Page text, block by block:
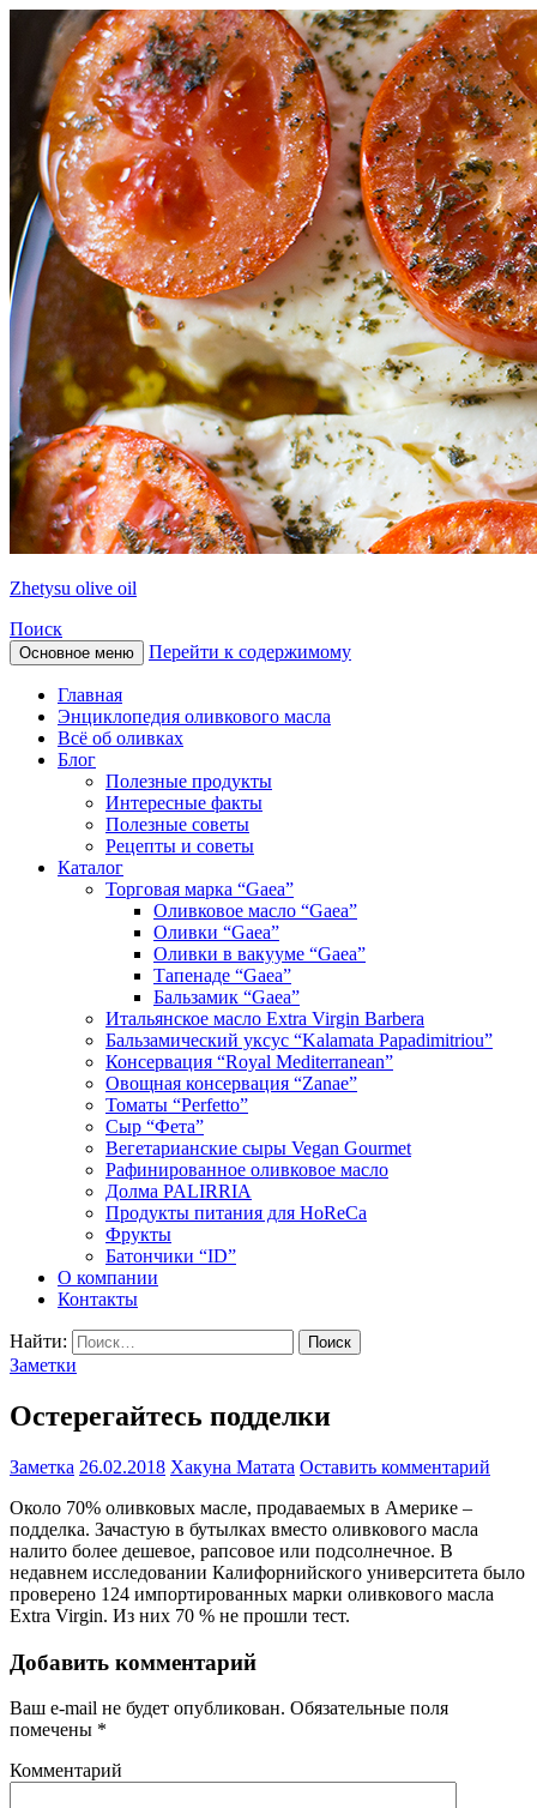
Zhetysu olive oil
Поиск
Основное меню Перейти к содержимому
Главная
Энциклопедия оливкового масла
Всё об оливках
Блог
Полезные продукты
Интересные факты
Полезные советы
Рецепты и советы
Каталог
Торговая марка “Gaea”
Оливковое масло “Gaea”
Оливки “Gaea”
Оливки в вакууме “Gaea”
Тапенаде “Gaea”
Бальзамик “Gaea”
Итальянское масло Extra Virgin Barbera
Бальзамический уксус “Kalamata Papadimitriou”
Консервация “Royal Mediterranean”
Овощная консервация “Zanae”
Томаты “Perfetto”
Сыр “Фета”
Вегетарианские сыры Vegan Gourmet
Рафинированное оливковое масло
Долма PALIRRIA
Продукты питания для HoReCa
Фрукты
Батончики “ID”
О компании
Контакты
Найти:
Заметки
Остерегайтесь подделки
Заметка 26.02.2018 Хакуна Матата Оставить комментарий
Около 70% оливковых масле, продаваемых в Америке –
подделка. Зачастую в бутылках вместо оливкового масла
налито более дешевое, рапсовое или подсолнечное. В
недавнем исследовании Калифорнийского университета было
проверено 124 импортированных марки оливкового масла
Extra Virgin. Из них 70 % не прошли тест.
Добавить комментарий
Ваш e-mail не будет опубликован. Обязательные поля
помечены *
Комментарий